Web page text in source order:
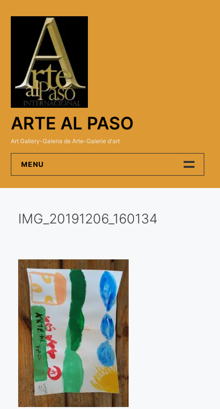
ARTE AL PASO
Art Gallery-Galeria de Arte-Galerie d'art
MENU
Artistas
Visitas a los ateliers o talleres de artistas
Presse
Qué dicen de nosotros?
Aviso legal
Política de cookies
Expositions
Bruit de gommettes Paris 2025
IMG_20191206_160134